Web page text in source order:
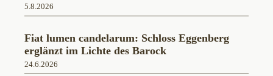
5.8.2026
Fiat lumen candelarum: Schloss Eggenberg
erglänzt im Lichte des Barock
24.6.2026